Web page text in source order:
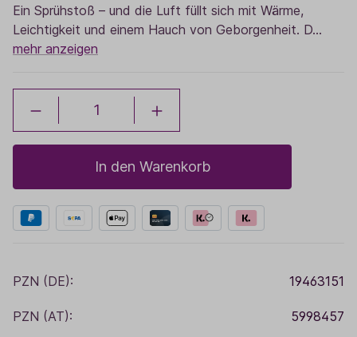
Ein Sprühstoß – und die Luft füllt sich mit Wärme,
Leichtigkeit und einem Hauch von Geborgenheit. D…
mehr anzeigen
In den Warenkorb
PZN (DE): 19463151
PZN (AT): 5998457